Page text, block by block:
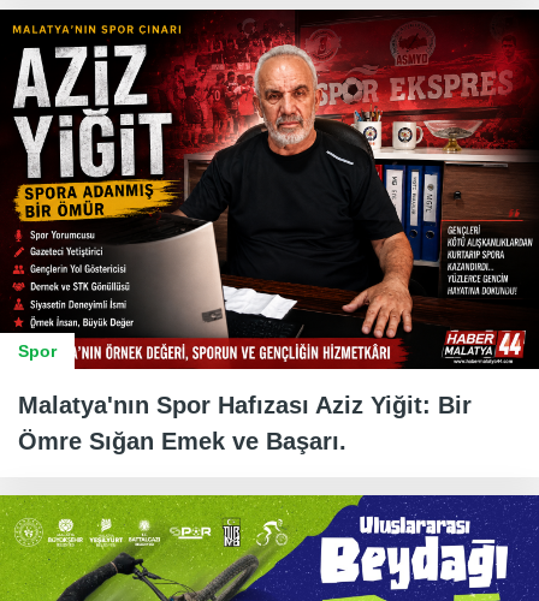
Spor
Malatya'nın Spor Hafızası Aziz Yiğit: Bir
Ömre Sığan Emek ve Başarı.